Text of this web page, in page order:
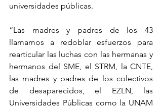
universidades públicas.
“Las madres y padres de los 43
llamamos a redoblar esfuerzos para
rearticular las luchas con las hermanas y
hermanos del SME, el STRM, la CNTE,
las madres y padres de los colectivos
de desaparecidos, el EZLN, las
Universidades Públicas como la UNAM